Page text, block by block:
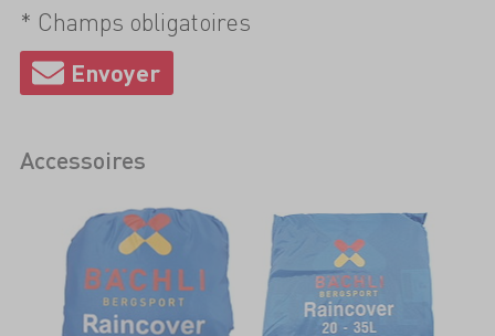
* Champs obligatoires
Accessoires